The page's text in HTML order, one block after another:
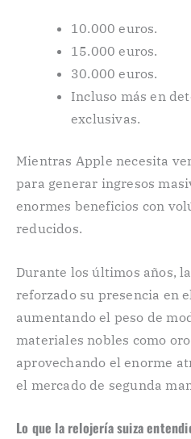
10.000 euros.
15.000 euros.
30.000 euros.
Incluso más en
exclusivas.
Mientras Apple necesita
para generar ingresos
enormes beneficios con
reducidos.
Durante los últimos años,
reforzado su presencia en
aumentando el peso de
materiales nobles como
aprovechando el enorme
el mercado de segunda
Lo que la relojería suiza